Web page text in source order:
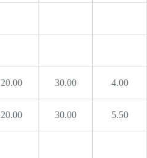
20.00 30.00 4.00
20.00 30.00 5.50